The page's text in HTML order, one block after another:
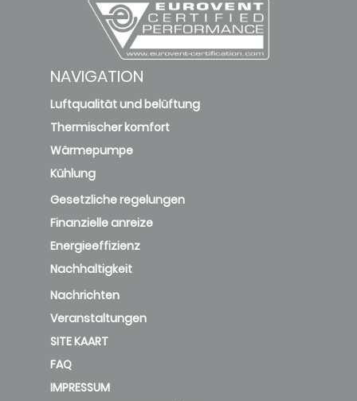
NAVIGATION
Luftqualität und belüftung
Thermischer komfort
Wärmepumpe
Kühlung
Gesetzliche regelungen
Finanzielle anreize
Energieeffizienz
Nachhaltigkeit
Nachrichten
Veranstaltungen
SITE KAART
FAQ
IMPRESSUM